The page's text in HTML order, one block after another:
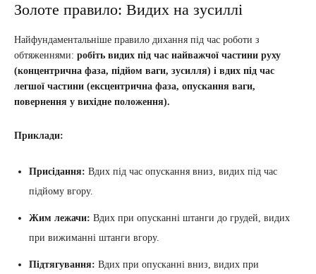
Золоте правило: Видих на зусиллі
Найфундаментальніше правило дихання під час роботи з
обтяженнями: робіть видих під час найважчої частини руху
(концентрична фаза, підйом ваги, зусилля) і вдих під час
легшої частини (ексцентрична фаза, опускання ваги,
повернення у вихідне положення).
Приклади:
Присідання: Вдих під час опускання вниз, видих під час
підйому вгору.
Жим лежачи: Вдих при опусканні штанги до грудей, видих
при вижиманні штанги вгору.
Підтягування: Вдих при опусканні вниз, видих при